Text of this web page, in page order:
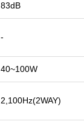
83dB
-
40~100W
2,100Hz(2WAY)